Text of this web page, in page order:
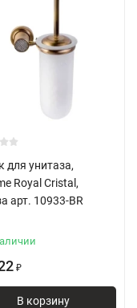
для унитаза,
Royal Cristal,
арт. 10933-BR
₽
В корзину